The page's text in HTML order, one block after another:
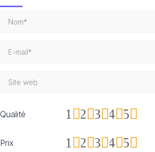
Qualité 5
4
3
2
1
Prix 5
4
3
2
1